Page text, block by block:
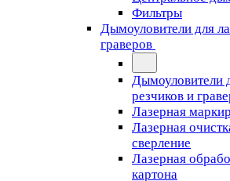
Фильтры
Дымоуловители для
граверов
Дымоуловители
резчиков и
Лазерная
Лазерная
сверление
Лазерная
картона